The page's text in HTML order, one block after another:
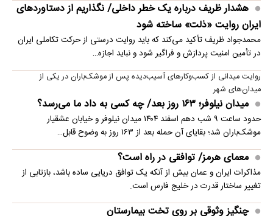
هشدار ظریف درباره یک خطر داخلی/ نگذاریم از دستاوردهای
ایران روایت «ذلت» ساخته شود
محمدجواد ظریف تأکید می‌کند که باید روایت درستی از حرکت تکاملی ایران
در تأمین امنیت پردازش و فراگیر شود و نباید اجازه…
روایت میدانی از کسب‌وکارهای آسیب‌دیده پس از موشک‌باران در یکی از
میدان‌های شهر
میدان نیلوفر؛ ۱۶۳ روز بعد/ چه کسی به داد ما می‌رسد؟
حدود ساعت ۹ شب دهم اسفند ۱۴۰۴ میدان نیلوفر و خیابان عشقیار
موشک‌باران شد؛ بقایای آن حمله بعد از ۱۶۳ روز به وضوح قابل…
معمای هرمز/ توافقی در راه است؟
مذاکرات ایران و عمان بیش از آنکه یک توافق دریایی ساده باشد، بازتابی از
تغییر ساختار قدرت در خلیج فارس است.
چنگیز وثوقی بر روی تخت بیمارستان